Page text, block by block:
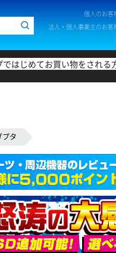
個人のお客
法人・個人事業主のお客
はじめてお買い物をされる
プタ